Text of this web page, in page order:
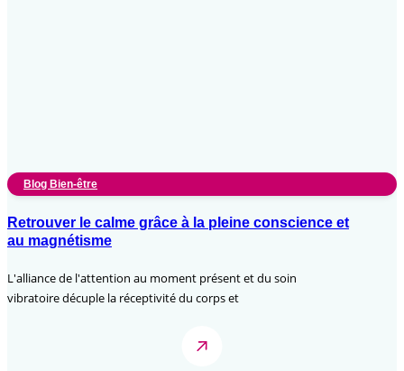
Blog Bien-être
Retrouver le calme grâce à la pleine conscience et
au magnétisme
L'alliance de l'attention au moment présent et du soin
vibratoire décuple la réceptivité du corps et